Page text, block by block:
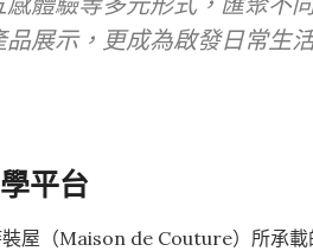
體驗等多元形式，匯聚不
展示，更成為啟發日常生
平台
屋（Maison de Couture）所承